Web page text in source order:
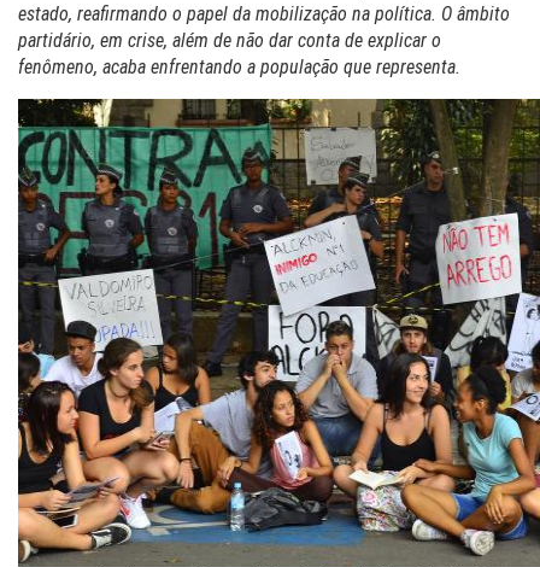
estado, reafirmando o papel da mobilização na política. O âmbito
partidário, em crise, além de não dar conta de explicar o
fenômeno, acaba enfrentando a população que representa.